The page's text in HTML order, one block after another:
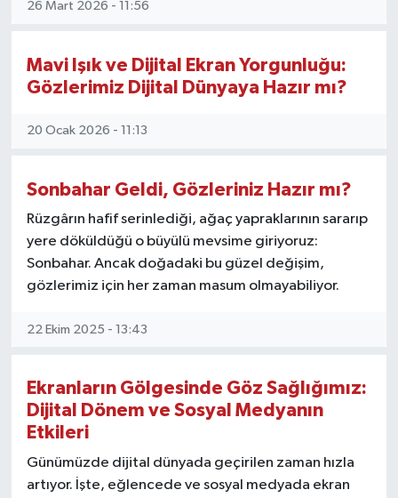
26 Mart 2026 - 11:56
Mavi Işık ve Dijital Ekran Yorgunluğu:
Gözlerimiz Dijital Dünyaya Hazır mı?
20 Ocak 2026 - 11:13
Sonbahar Geldi, Gözleriniz Hazır mı?
Rüzgârın hafif serinlediği, ağaç yapraklarının sararıp
yere döküldüğü o büyülü mevsime giriyoruz:
Sonbahar. Ancak doğadaki bu güzel değişim,
gözlerimiz için her zaman masum olmayabiliyor.
22 Ekim 2025 - 13:43
Ekranların Gölgesinde Göz Sağlığımız:
Dijital Dönem ve Sosyal Medyanın
Etkileri
Günümüzde dijital dünyada geçirilen zaman hızla
artıyor. İşte, eğlencede ve sosyal medyada ekran
YAŞAM